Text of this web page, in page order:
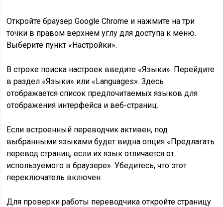
Откройте браузер Google Chrome и нажмите на три
точки в правом верхнем углу для доступа к меню.
Выберите пункт «Настройки».
В строке поиска настроек введите «Языки». Перейдите
в раздел «Языки» или «Languages». Здесь
отображается список предпочитаемых языков для
отображения интерфейса и веб-страниц.
Если встроенный переводчик активен, под
выбранными языками будет видна опция «Предлагать
перевод страниц, если их язык отличается от
используемого в браузере». Убедитесь, что этот
переключатель включен.
Для проверки работы переводчика откройте страницу